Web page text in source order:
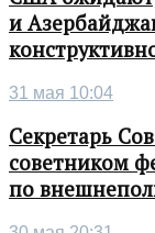
и
31 мая 10:04
Секретарь
советником
по